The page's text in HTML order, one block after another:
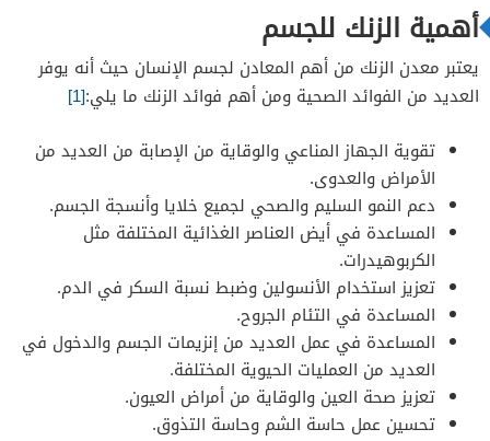
أهمية الزنك للجسم
يعتبر معدن الزنك من أهم المعادن لجسم الإنسان حيث أنه يوفر
العديد من الفوائد الصحية ومن أهم فوائد الزنك ما يلي:[1]
تقوية الجهاز المناعي والوقاية من الإصابة من العديد من
الأمراض والعدوى.
دعم النمو السليم والصحي لجميع خلايا وأنسجة الجسم.
المساعدة في أيض العناصر الغذائية المختلفة مثل
الكربوهيدرات.
تعزيز استخدام الأنسولين وضبط نسبة السكر في الدم.
المساعدة في التئام الجروح.
المساعدة في عمل العديد من إنزيمات الجسم والدخول في
العديد من العمليات الحيوية المختلفة.
تعزيز صحة العين والوقاية من أمراض العيون.
تحسين عمل حاسة الشم وحاسة التذوق.